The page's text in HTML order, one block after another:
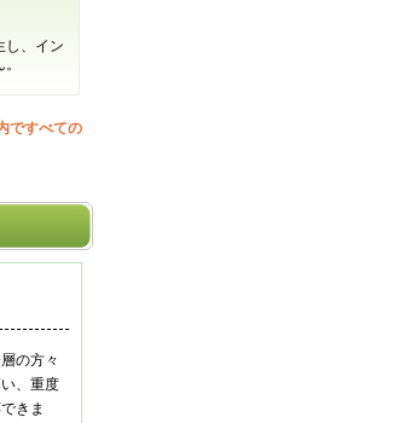
し、イン
ですべての
の方々
、重度
きま